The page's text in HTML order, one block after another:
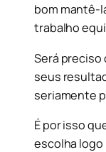
bom mantê-
trabalho
Será preciso
seus
seriamente
É por isso
escolha logo